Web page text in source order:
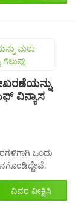
ವಿನ್ಯಾಸ
ಒಂದು
ವಿವರ ವೀಕ್ಷಿಸಿ